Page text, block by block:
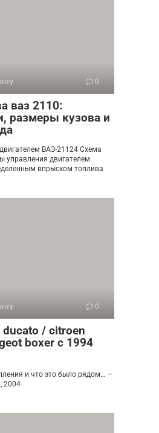
0
ваз 2110:
размеры кузова и
ВАЗ-21124 Схема
управления двигателем
впрыском топлива
0
/ citroen
boxer с 1994
и что это было рядом… —
2004